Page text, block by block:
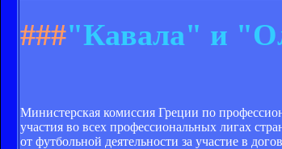
###"Кавала" и
Министерская комиссия Греции по
участия во всех профессиональных лигах
от футбольной деятельности за участие в